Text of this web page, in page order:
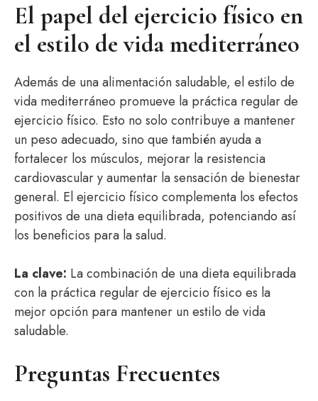
El papel del ejercicio físico en
el estilo de vida mediterráneo
Además de una alimentación saludable, el estilo de
vida mediterráneo promueve la práctica regular de
ejercicio físico. Esto no solo contribuye a mantener
un peso adecuado, sino que también ayuda a
fortalecer los músculos, mejorar la resistencia
cardiovascular y aumentar la sensación de bienestar
general. El ejercicio físico complementa los efectos
positivos de una dieta equilibrada, potenciando así
los beneficios para la salud.
La clave: La combinación de una dieta equilibrada
con la práctica regular de ejercicio físico es la
mejor opción para mantener un estilo de vida
saludable.
Preguntas Frecuentes